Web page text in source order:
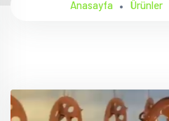
Anasayfa Ürünler